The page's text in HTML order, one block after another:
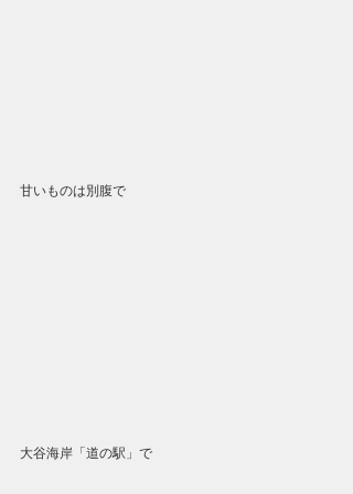
甘いものは別腹で
大谷海岸「道の駅」で